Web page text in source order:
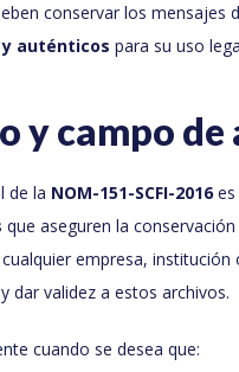
conservar los mensajes
auténticos para su uso
y campo
de la NOM-151-SCFI-2016 es
que aseguren la conservación
empresa,
dar validez a estos archivos.
cuando se desea que: